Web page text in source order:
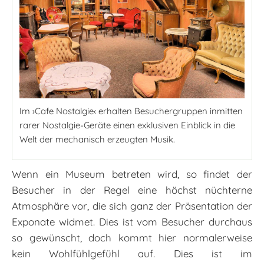
Im ›Cafe Nostalgie‹ erhalten Besuchergruppen inmitten
rarer Nostalgie-Geräte einen exklusiven Einblick in die
Welt der mechanisch erzeugten Musik.
Wenn ein Museum betreten wird, so findet der
Besucher in der Regel eine höchst nüchterne
Atmosphäre vor, die sich ganz der Präsentation der
Exponate widmet. Dies ist vom Besucher durchaus
so gewünscht, doch kommt hier normalerweise
kein Wohlfühlgefühl auf. Dies ist im